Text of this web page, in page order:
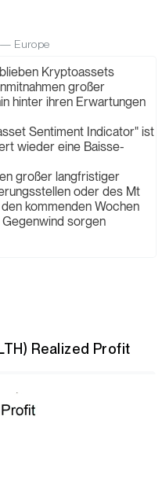
— Europe
Kryptoassets
großer
hinter ihren Erwartungen
Sentiment Indicator" ist
wieder eine Baisse-
großer langfristiger
oder des Mt
kommenden Wochen
sorgen
Realized Profit